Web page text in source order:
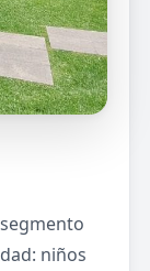
niños